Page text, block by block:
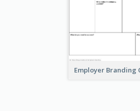
Employer Branding